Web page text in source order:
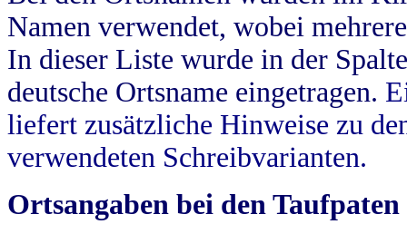
Namen verwendet, wobei
In dieser Liste wurde in der
deutsche Ortsname eingetragen.
liefert zusätzliche Hinweise zu
verwendeten Schreibvarianten.
Ortsangaben bei den Taufpaten